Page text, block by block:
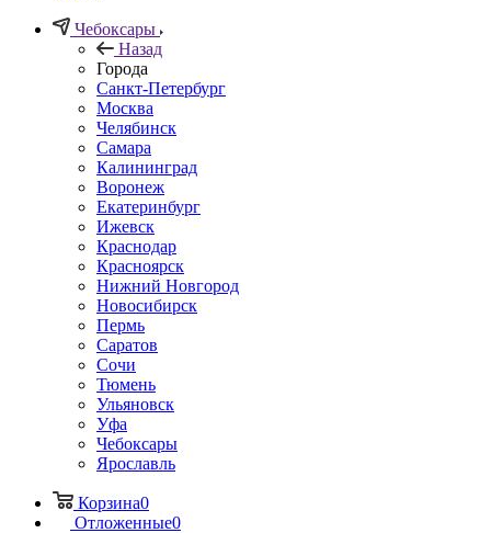
Чебоксары
Назад
Города
Санкт-Петербург
Москва
Челябинск
Самара
Калининград
Воронеж
Екатеринбург
Ижевск
Краснодар
Красноярск
Нижний Новгород
Новосибирск
Пермь
Саратов
Сочи
Тюмень
Ульяновск
Уфа
Чебоксары
Ярославль
Корзина0
Отложенные0